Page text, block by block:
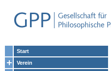
Start
Verein